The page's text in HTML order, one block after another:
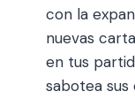
con la
nuevas
en tus
sabotea